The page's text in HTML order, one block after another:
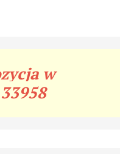
w
33958